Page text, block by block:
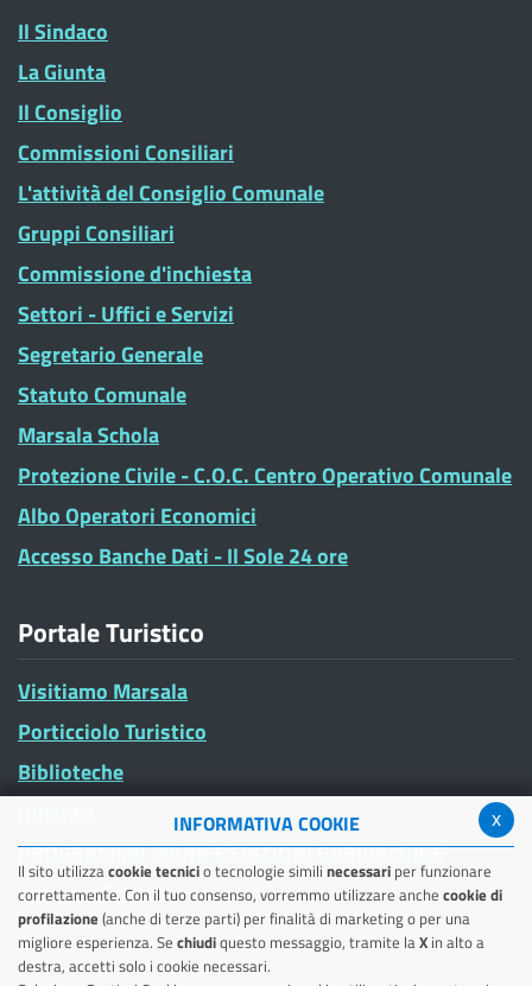
Il Sindaco
La Giunta
Il Consiglio
Commissioni Consiliari
L'attività del Consiglio Comunale
Gruppi Consiliari
Commissione d'inchiesta
Settori - Uffici e Servizi
Segretario Generale
Statuto Comunale
Marsala Schola
Protezione Civile - C.O.C. Centro Operativo Comunale
Albo Operatori Economici
Accesso Banche Dati - Il Sole 24 ore
Portale Turistico
Visitiamo Marsala
Porticciolo Turistico
Biblioteche
PROGRAMMA MANIFESTAZIONI GARIBALDINE
Summer School
x
INFORMATIVA COOKIE
Il sito utilizzacookie tecnicio tecnologie simili necessari per funzionare
correttamente. Con il tuo consenso, vorremmo utilizzare anche cookie di
profilazione(anche di terze parti) per finalità di marketing o per una
migliore esperienza. Se chiudiquesto messaggio, tramite laX in alto a
destra, accetti solo i cookie necessari.